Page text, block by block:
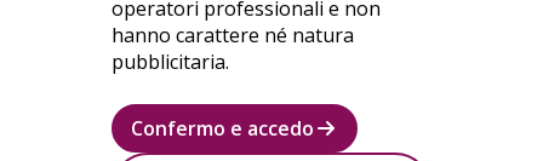
operatori professionali e non
hanno carattere né natura
pubblicitaria.
Confermo e accedo